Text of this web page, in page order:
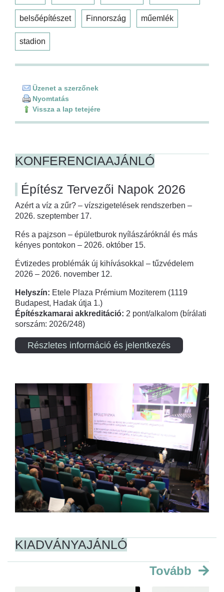
belsőépítészet Finnország műemlék
stadion
Üzenet a szerzőnek
Nyomtatás
Vissza a lap tetejére
KONFERENCIAAJÁNLÓ
Építész Tervezői Napok 2026
Azért a víz a zűr? – vízszigetelések rendszerben –
2026. szeptember 17.
Rés a pajzson – épületburok nyílászáróknál és más
kényes pontokon – 2026. október 15.
Évtizedes problémák új kihívásokkal – tűzvédelem
2026 – 2026. november 12.
Helyszín: Etele Plaza Prémium Moziterem (1119
Budapest, Hadak útja 1.)
Építészkamarai akkreditáció: 2 pont/alkalom (bírálati
sorszám: 2026/248)
Részletes információ és jelentkezés
KIADVÁNYAJÁNLÓ
Tovább